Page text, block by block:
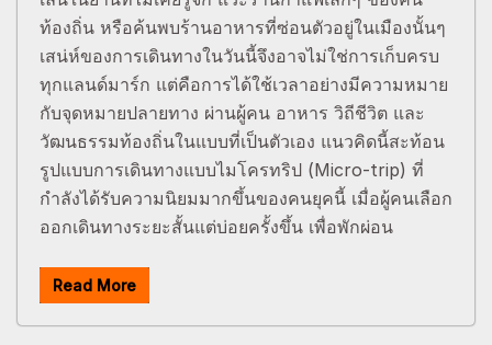
ท้องถิ่น หรือค้นพบร้านอาหารที่ซ่อนตัวอยู่ในเมืองนั้นๆ
เสน่ห์ของการเดินทางในวันนี้จึงอาจไม่ใช่การเก็บครบ
ทุกแลนด์มาร์ก แต่คือการได้ใช้เวลาอย่างมีความหมาย
กับจุดหมายปลายทาง ผ่านผู้คน อาหาร วิถีชีวิต และ
วัฒนธรรมท้องถิ่นในแบบที่เป็นตัวเอง แนวคิดนี้สะท้อน
รูปแบบการเดินทางแบบไมโครทริป (Micro-trip) ที่
กำลังได้รับความนิยมมากขึ้นของคนยุคนี้ เมื่อผู้คนเลือก
ออกเดินทางระยะสั้นแต่บ่อยครั้งขึ้น เพื่อพักผ่อน
Read More